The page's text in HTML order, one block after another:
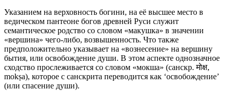
Указанием на верховность богини, на её высшее место в
ведическом пантеоне богов древней Руси служит
семантическое родство со словом «макушка» в значении
«вершина» чего-либо, возвышенность. Что также
предположительно указывает на «вознесение» на вершину
бытия, или освобождение души. В этом аспекте однозначное
сходство прослеживается со словом «мокша» (санскр. मोक्ष,
mokṣa), которое с санскрита переводится как ‘освобождение’
(или спасение души).